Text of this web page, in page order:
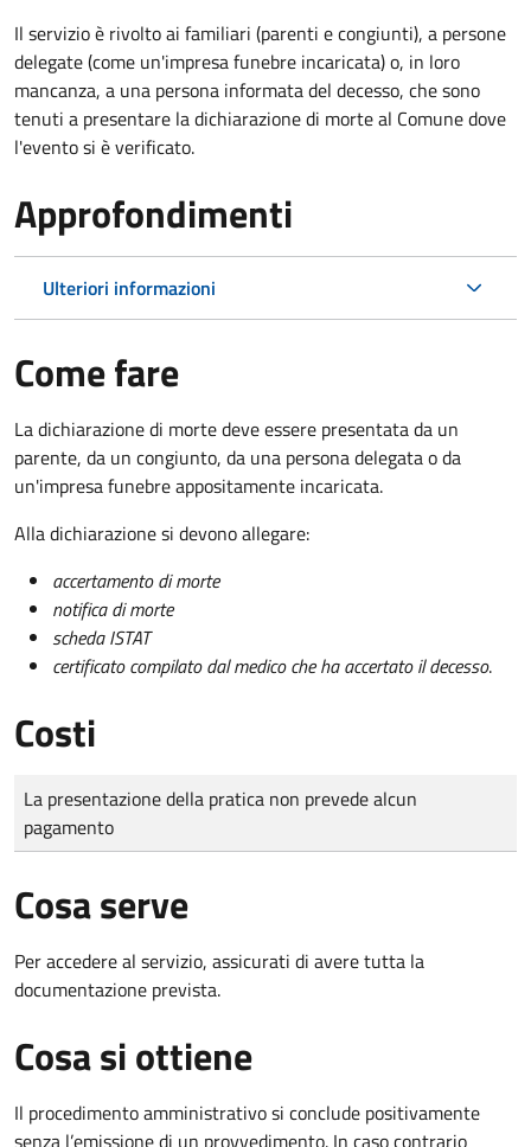
Il servizio è rivolto ai familiari (parenti e congiunti), a persone
delegate (come un'impresa funebre incaricata) o, in loro
mancanza, a una persona informata del decesso, che sono
tenuti a presentare la dichiarazione di morte al Comune dove
l'evento si è verificato.
Approfondimenti
Ulteriori informazioni
Come fare
La dichiarazione di morte deve essere presentata da un
parente, da un congiunto, da una persona delegata o da
un'impresa funebre appositamente incaricata.
Alla dichiarazione si devono allegare:
accertamento di morte
notifica di morte
scheda ISTAT
certificato compilato dal medico che ha accertato il decesso.
Costi
Tipo di pagamento
Importo
La presentazione della pratica non prevede alcun
pagamento
Cosa serve
Per accedere al servizio, assicurati di avere tutta la
documentazione prevista.
Cosa si ottiene
Il procedimento amministrativo si conclude positivamente
senza l’emissione di un provvedimento. In caso contrario